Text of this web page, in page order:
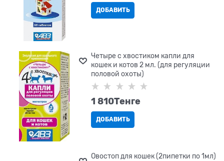
ДОБАВИТЬ
Четыре с хвостиком капли для
кошек и котов 2 мл. (для регуляции
половой охоты)
1 810Tенге
ДОБАВИТЬ
Овостоп для кошек (2пипетки по 1мл)